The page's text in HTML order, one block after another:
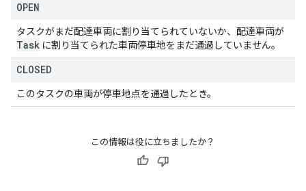
OPEN
タスクがまだ配達車両に割り当てられていないか、配達車両が
Task に割り当てられた車両停車地をまだ通過していません。
CLOSED
このタスクの車両が停車地点を通過したとき。
この情報は役に立ちましたか？